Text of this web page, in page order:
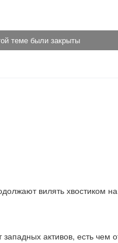
теме были закрыты
вилять хвостиком
активов, есть